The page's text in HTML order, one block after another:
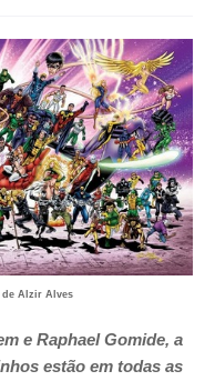
de Alzir Alves
e Raphael Gomide, a
estão em todas as